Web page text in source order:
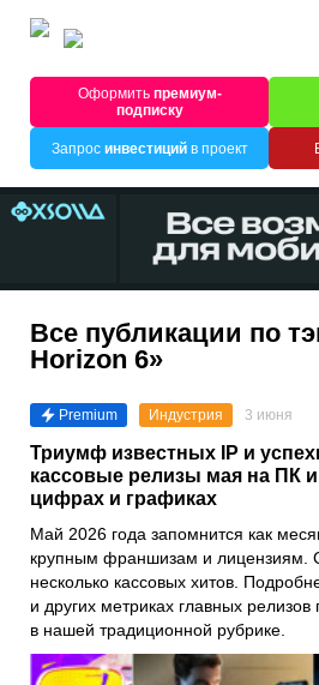
Оформитьпремиум-
подписку
Запрос инвестицийв проект
Все публикации по
Horizon 6»
Premium Индустрия 3 июня
Триумф известных IP и
кассовые релизы мая на ПК
цифрах и графиках
Май 2026 года запомнится как
крупным франшизам и лицензиям.
несколько кассовых хитов.
и других метриках главных
в нашей традиционной рубрике.